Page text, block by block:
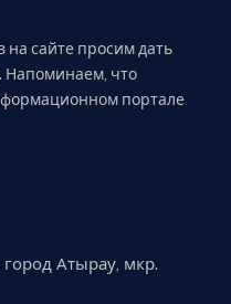
сайте просим дать
Напоминаем, что
портале
город Атырау, мкр.